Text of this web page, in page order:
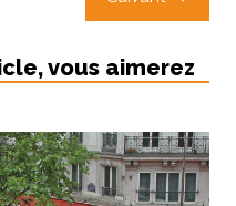
vous aimerez